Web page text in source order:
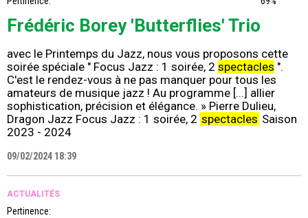
Frédéric Borey 'Butterflies' Trio
avec le Printemps du Jazz, nous vous proposons cette
soirée spéciale " Focus Jazz : 1 soirée, 2 spectacles ".
C'est le rendez-vous à ne pas manquer pour tous les
amateurs de musique jazz ! Au programme [...] allier
sophistication, précision et élégance. » Pierre Dulieu,
Dragon Jazz Focus Jazz : 1 soirée, 2 spectacles Saison
2023 - 2024
09/02/2024 18:39
ACTUALITÉS
Pertinence: